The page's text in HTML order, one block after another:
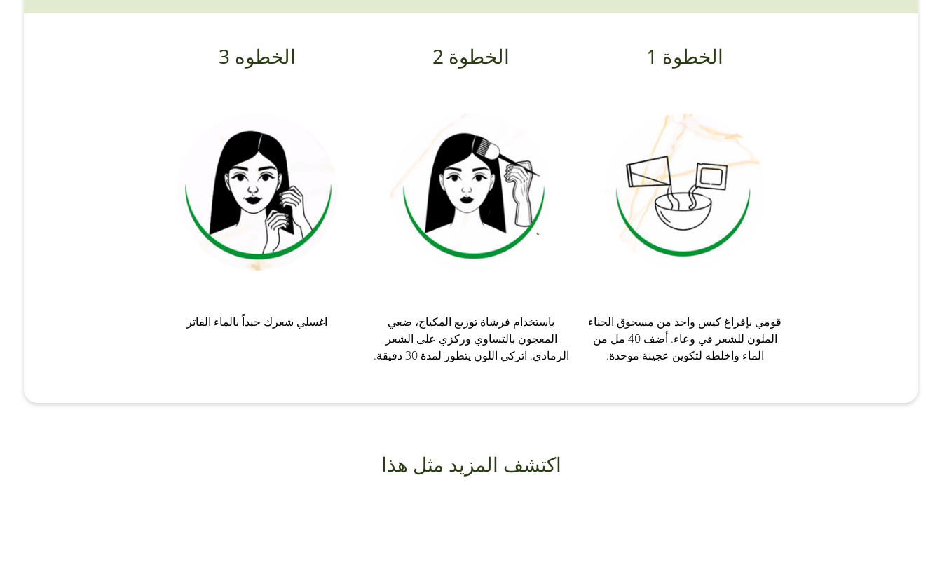
الخطوة 1
قومي بإفراغ كيس واحد من مسحوق الحناء
الملون للشعر في وعاء. أضف 40 مل من
الماء واخلطه لتكوين عجينة موحدة.
الخطوة 2
باستخدام فرشاة توزيع المكياج، ضعي
المعجون بالتساوي وركزي على الشعر
الرمادي. اتركي اللون يتطور لمدة 30 دقيقة.
الخطوه 3
اغسلي شعرك جيداً بالماء الفاتر
اكتشف المزيد مثل هذا